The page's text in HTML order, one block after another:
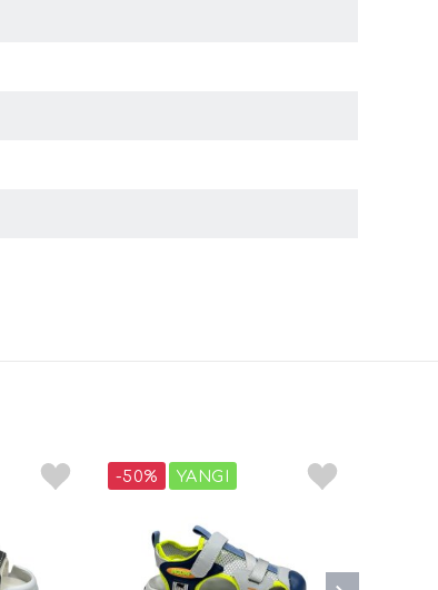
-50% YANGI